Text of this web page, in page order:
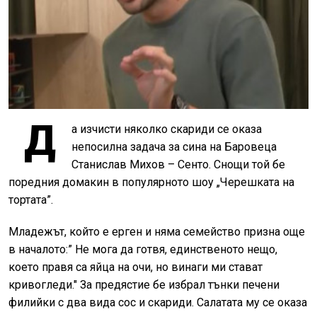
Д
а изчисти няколко скариди се оказа
непосилна задача за сина на Баровеца
Станислав Михов – Сенто. Снощи той бе
поредния домакин в популярното шоу „Черешката на
тортата”.
Младежът, който е ерген и няма семейство призна още
в началото:” Не мога да готвя, единственото нещо,
което правя са яйца на очи, но винаги ми стават
кривогледи." За предястие бе избрал тънки печени
филийки с два вида сос и скариди. Салатата му се оказа